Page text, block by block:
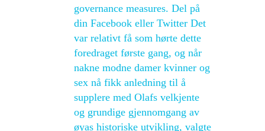
governance measures. Del på
din Facebook eller Twitter Det
var relativt få som hørte dette
foredraget første gang, og når
nakne modne damer kvinner og
sex nå fikk anledning til å
supplere med Olafs velkjente
og grundige gjennomgang av
øyas historiske utvikling, valgte